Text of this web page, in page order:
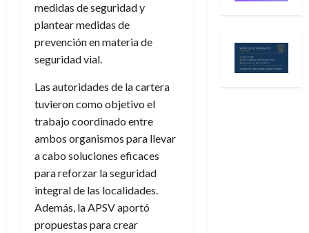
medidas de seguridad y
plantear medidas de
prevención en materia de
seguridad vial.
Las autoridades de la cartera
tuvieron como objetivo el
trabajo coordinado entre
ambos organismos para llevar
a cabo soluciones eficaces
para reforzar la seguridad
integral de las localidades.
Además, la APSV aportó
propuestas para crear